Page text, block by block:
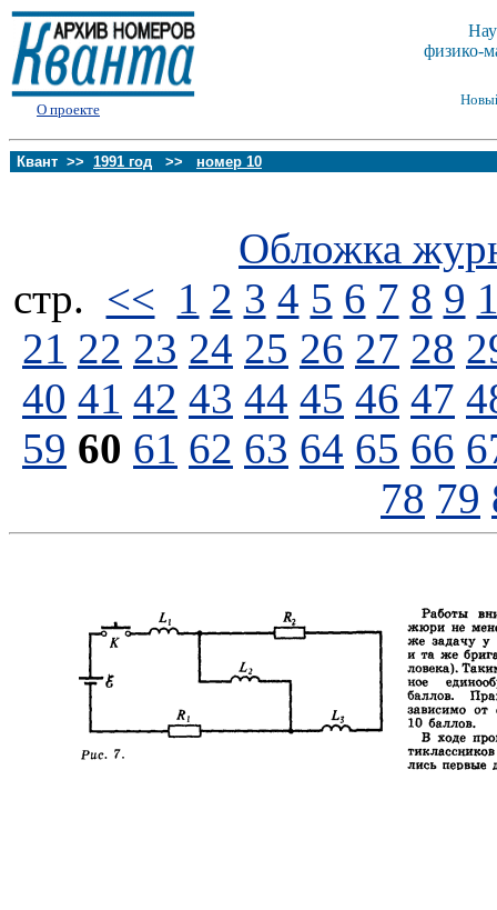
О проекте
физико-
Квант >> 1991 год >> номер 10
Обложка
стp. << 1 2 3 4 5 6 7 8 9
21 22 23 24 25 26 27 28
40 41 42 43 44 45 46 47
59 60 61 62 63 64 65 66
78 79